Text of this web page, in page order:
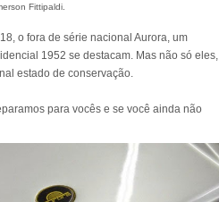
Fittipaldi.
o fora de série nacional Aurora, um
1952 se destacam. Mas não só eles,
estado de conservação.
para vocês e se você ainda não